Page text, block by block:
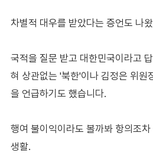
차별적 대우를 받았다는 증언도 나
국적을 질문 받고 대한민국이라고
혀 상관없는 '북한'이나 김정은 위원
을 언급하기도 했습니다.
행여 불이익이라도 볼까봐 항의조
생활.